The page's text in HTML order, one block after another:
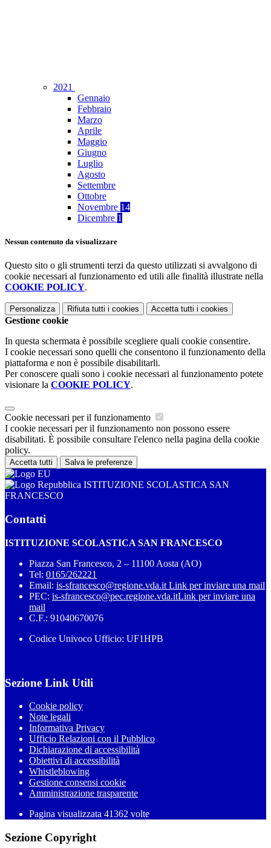
2021
Gennaio
Febbraio
Marzo
Aprile
Maggio
Giugno
Luglio
Agosto
Settembre
Ottobre
Novembre 14
Dicembre 1
Nessun contenuto da visualizzare
Questo sito o gli strumenti terzi da questo utilizzati si avvalgono di
cookie necessari al funzionamento ed utili alle finalità illustrate nella
COOKIE POLICY.
Personalizza Rifiuta tutti i cookies Accetta tutti i cookies
Gestione cookie
In questa schermata è possibile scegliere quali cookie consentire.
I cookie necessari sono quelli che consentono il funzionamento della
piattaforma e non è possibile disabilitarli.
Per conoscere quali sono i cookie necessari al funzionamento potete
visionare la COOKIE POLICY.
Cookie necessari per il funzionamento
I cookie necessari per il funzionamento non possono essere
disabilitati. È possibile consultare l'elenco nella pagina della cookie
policy.
Accetta tutti Salva le preferenze
ISTITUZIONE SCOLASTICA SAN
FRANCESCO
Contatti
ISTITUZIONE SCOLASTICA SAN FRANCESCO
Piazza San Francesco, 2 – 11100 Aosta (AO)
Tel: 0165/262221
Email: is-sfrancesco@regione.vda.it Link per inviare una mail
PEC: is-sfrancesco@pec.regione.vda.itLink per inviare una
mail
C.F.: 91040670076
Codice Univoco Ufficio: UF1HPB
Sezione Link Utili
Cookie policy
Note legali
Informativa Privacy
Ufficio Relazioni con il Pubblico
Dichiarazione di accessibilità
Obiettivi di accessibilità
Whistleblowing
Gestione consensi cookie
Amministrazione trasparente
Pagina visualizzata 41362 volte
Sezione Copyright